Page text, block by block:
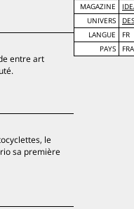
MAGAZINE
UNIVERS
LANGUE
FR
PAYS
entre art
le
sa première